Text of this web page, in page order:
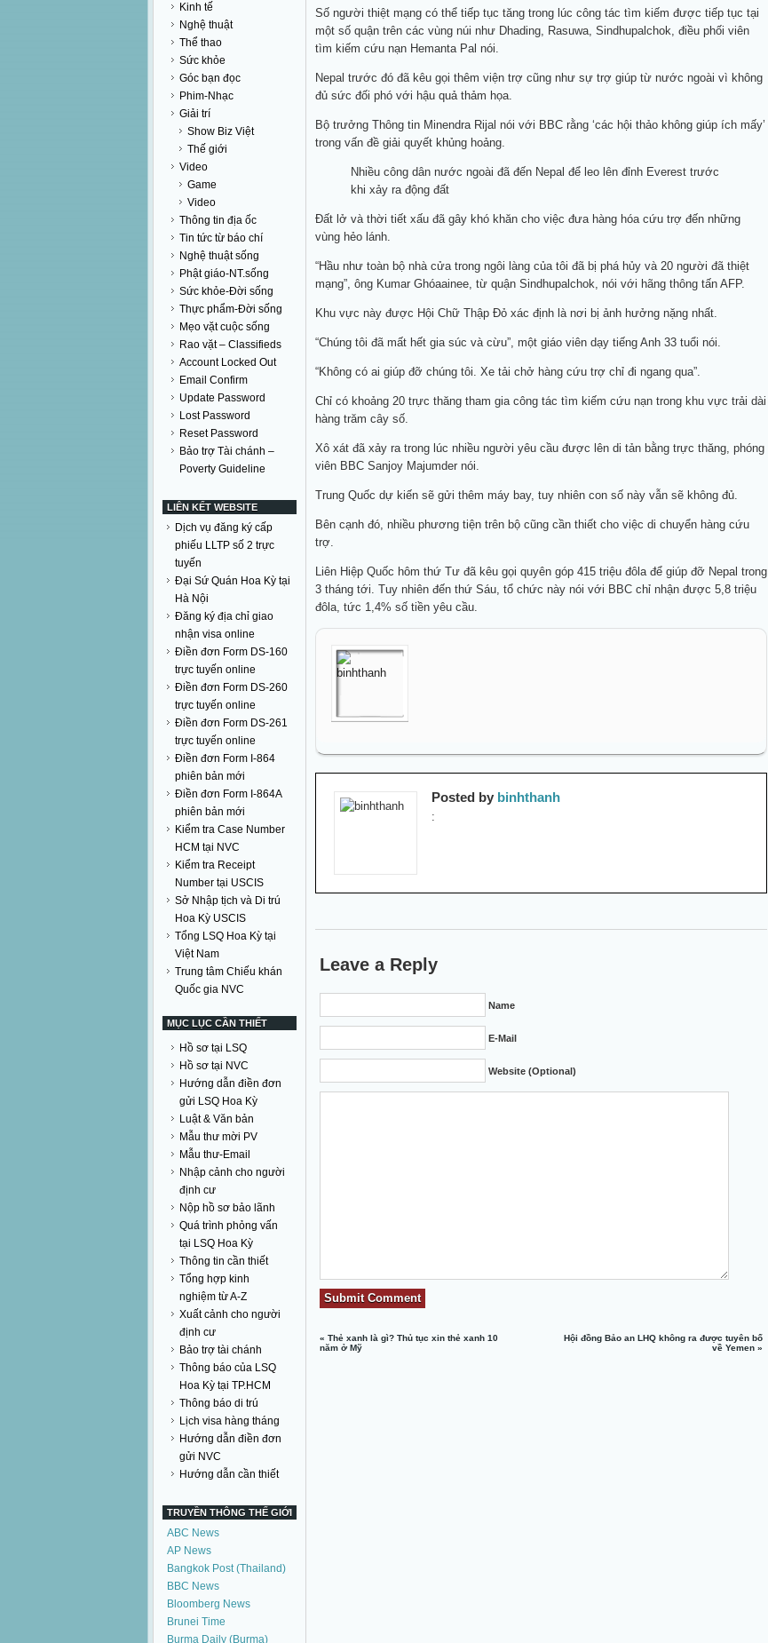
Kinh tế
Nghệ thuật
Thể thao
Sức khỏe
Góc bạn đọc
Phim-Nhạc
Giải trí
Show Biz Việt
Thế giới
Video
Game
Video
Thông tin địa ốc
Tin tức từ báo chí
Nghệ thuật sống
Phật giáo-NT.sống
Sức khỏe-Đời sống
Thực phẩm-Đời sống
Mẹo vặt cuộc sống
Rao vặt – Classifieds
Account Locked Out
Email Confirm
Update Password
Lost Password
Reset Password
Bảo trợ Tài chánh –
Poverty Guideline
LIÊN KẾT WEBSITE
Dịch vụ đăng ký cấp
phiếu LLTP số 2 trực
tuyến
Đại Sứ Quán Hoa Kỳ tại
Hà Nội
Đăng ký địa chỉ giao
nhận visa online
Điền đơn Form DS-160
trực tuyến online
Điền đơn Form DS-260
trực tuyến online
Điền đơn Form DS-261
trực tuyến online
Điền đơn Form I-864
phiên bản mới
Điền đơn Form I-864A
phiên bản mới
Kiểm tra Case Number
HCM tại NVC
Kiểm tra Receipt
Number tại USCIS
Sở Nhập tịch và Di trú
Hoa Kỳ USCIS
Tổng LSQ Hoa Kỳ tại
Việt Nam
Trung tâm Chiếu khán
Quốc gia NVC
MỤC LỤC CẦN THIẾT
Hồ sơ tại LSQ
Hồ sơ tại NVC
Hướng dẫn điền đơn
gửi LSQ Hoa Kỳ
Luật & Văn bản
Mẫu thư mời PV
Mẫu thư-Email
Nhập cảnh cho người
định cư
Nộp hồ sơ bảo lãnh
Quá trình phỏng vấn
tại LSQ Hoa Kỳ
Thông tin cần thiết
Tổng hợp kinh
nghiệm từ A-Z
Xuất cảnh cho người
định cư
Bảo trợ tài chánh
Thông báo của LSQ
Hoa Kỳ tại TP.HCM
Thông báo di trú
Lịch visa hàng tháng
Hướng dẫn điền đơn
gửi NVC
Hướng dẫn cần thiết
TRUYỀN THÔNG THẾ GIỚI
ABC News
AP News
Bangkok Post (Thailand)
BBC News
Bloomberg News
Brunei Time
Burma Daily (Burma)
Số người thiệt mạng có thể tiếp tục tăng trong lúc công tác tìm kiếm được tiếp tục tại
một số quận trên các vùng núi như Dhading, Rasuwa, Sindhupalchok, điều phối viên
tìm kiếm cứu nạn Hemanta Pal nói.
Nepal trước đó đã kêu gọi thêm viện trợ cũng như sự trợ giúp từ nước ngoài vì không
đủ sức đối phó với hậu quả thảm họa.
Bộ trưởng Thông tin Minendra Rijal nói với BBC rằng ‘các hội thảo không giúp ích mấy’
trong vấn đề giải quyết khủng hoảng.
Nhiều công dân nước ngoài đã đến Nepal để leo lên đỉnh Everest trước
khi xảy ra động đất
Đất lở và thời tiết xấu đã gây khó khăn cho việc đưa hàng hóa cứu trợ đến những
vùng hẻo lánh.
“Hầu như toàn bộ nhà cửa trong ngôi làng của tôi đã bị phá hủy và 20 người đã thiệt
mạng”, ông Kumar Ghóaainee, từ quận Sindhupalchok, nói với hãng thông tấn AFP.
Khu vực này được Hội Chữ Thập Đỏ xác định là nơi bị ảnh hưởng nặng nhất.
“Chúng tôi đã mất hết gia súc và cừu”, một giáo viên dạy tiếng Anh 33 tuổi nói.
“Không có ai giúp đỡ chúng tôi. Xe tải chở hàng cứu trợ chỉ đi ngang qua”.
Chỉ có khoảng 20 trực thăng tham gia công tác tìm kiếm cứu nạn trong khu vực trải dài
hàng trăm cây số.
Xô xát đã xảy ra trong lúc nhiều người yêu cầu được lên di tản bằng trực thăng, phóng
viên BBC Sanjoy Majumder nói.
Trung Quốc dự kiến sẽ gửi thêm máy bay, tuy nhiên con số này vẫn sẽ không đủ.
Bên cạnh đó, nhiều phương tiện trên bộ cũng cần thiết cho việc di chuyển hàng cứu
trợ.
Liên Hiệp Quốc hôm thứ Tư đã kêu gọi quyên góp 415 triệu đôla để giúp đỡ Nepal trong
3 tháng tới. Tuy nhiên đến thứ Sáu, tổ chức này nói với BBC chỉ nhận được 5,8 triệu
đôla, tức 1,4% số tiền yêu cầu.
Posted by binhthanh
:
Leave a Reply
Name
E-Mail
Website (Optional)
«Thẻ xanh là gì? Thủ tục xin thẻ xanh 10
năm ở Mỹ
Hội đồng Bảo an LHQ không ra được tuyên bố
về Yemen»